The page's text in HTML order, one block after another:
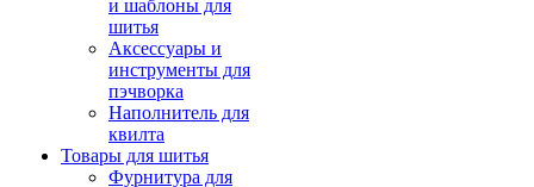
и шаблоны для
шитья
Аксессуары и
инструменты для
пэчворка
Наполнитель для
квилта
Товары для шитья
Фурнитура для